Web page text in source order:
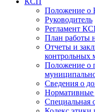
Положение
Руководитель
Регламент
План работы
Отчеты и
контрольных
Положение о
Сведения о
Нормативные
Специальная